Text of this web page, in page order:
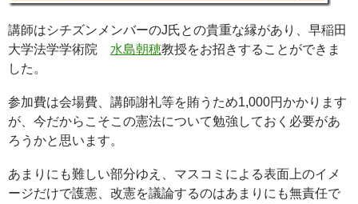
講師はシチズンメンバーのJ氏との貴重な縁があり、早稲田
大学法学学術院 水島朝穂教授をお招きすることができま
した。
参加費は会場費、講師謝礼等を賄うため1,000円かかります
が、今だからこそこの憲法について勉強しておく必要があ
ろうかと思います。
あまりにも難しい部分ゆえ、マスコミによる表面上のイメ
ージだけで護憲、改憲を議論するのはあまりにも無責任で